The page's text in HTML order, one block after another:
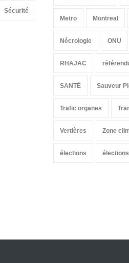
Sécurité
Metro Montreal
Nécrologie ONU
RHAJAC
SANTÉ Sauveur
Trafic organes
Vertières Zone
élections